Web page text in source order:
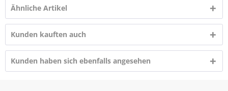
Ähnliche Artikel
Kunden kauften auch
Kunden haben sich ebenfalls angesehen